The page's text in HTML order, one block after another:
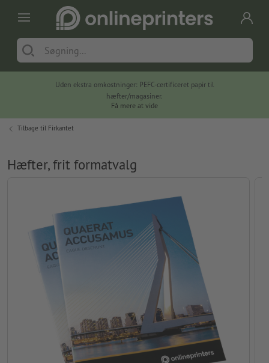
Uden ekstra omkostninger: PEFC-certificeret papir til
hæfter/magasiner.
Få mere at vide
Tilbage til Firkantet
Hæfter, frit formatvalg